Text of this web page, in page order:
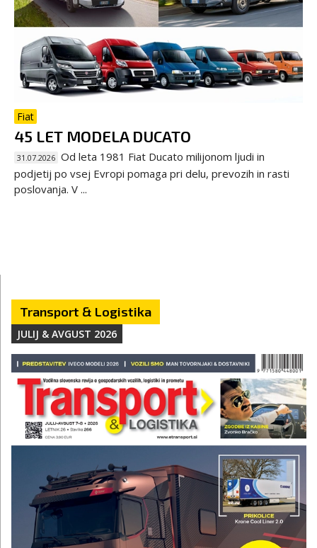
Fiat
45 LET MODELA DUCATO
31.07.2026 Od leta 1981 Fiat Ducato milijonom ljudi in
podjetij po vsej Evropi pomaga pri delu, prevozih in rasti
poslovanja. V ...
Transport & Logistika
JULIJ & AVGUST 2026